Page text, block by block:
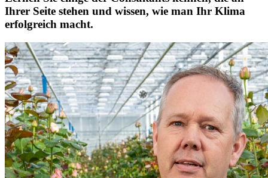
Ihrer Seite stehen und wissen, wie man Ihr Klima
erfolgreich macht.